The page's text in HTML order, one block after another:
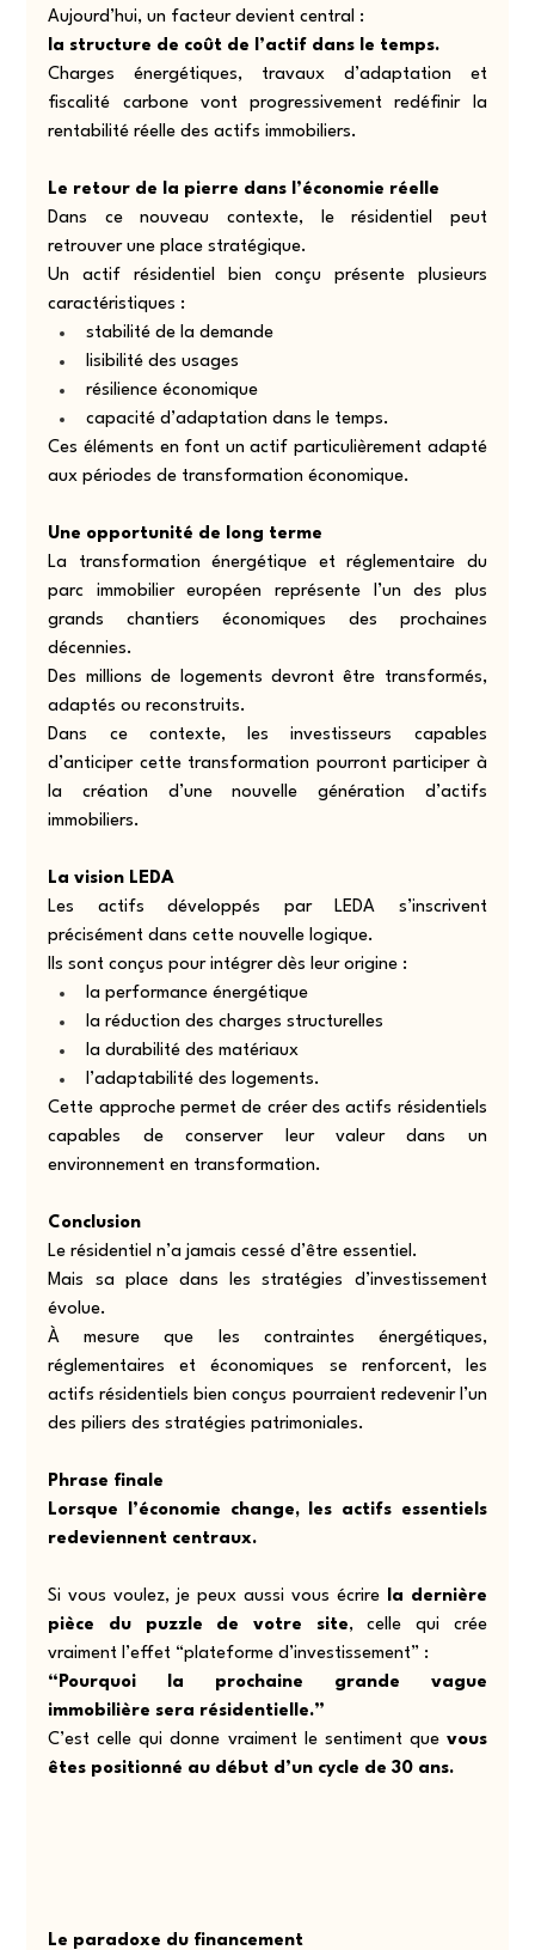
Aujourd’hui, un facteur devient central :
la structure de coût de l’actif dans le temps.
Charges énergétiques, travaux d’adaptation et
fiscalité carbone vont progressivement redéfinir la
rentabilité réelle des actifs immobiliers.
Le retour de la pierre dans l’économie réelle
Dans ce nouveau contexte, le résidentiel peut
retrouver une place stratégique.
Un actif résidentiel bien conçu présente plusieurs
caractéristiques :
stabilité de la demande
lisibilité des usages
résilience économique
capacité d’adaptation dans le temps.
Ces éléments en font un actif particulièrement adapté
aux périodes de transformation économique.
Une opportunité de long terme
La transformation énergétique et réglementaire du
parc immobilier européen représente l’un des plus
grands chantiers économiques des prochaines
décennies.
Des millions de logements devront être transformés,
adaptés ou reconstruits.
Dans ce contexte, les investisseurs capables
d’anticiper cette transformation pourront participer à
la création d’une nouvelle génération d’actifs
immobiliers.
La vision LEDA
Les actifs développés par LEDA s’inscrivent
précisément dans cette nouvelle logique.
Ils sont conçus pour intégrer dès leur origine :
la performance énergétique
la réduction des charges structurelles
la durabilité des matériaux
l’adaptabilité des logements.
Cette approche permet de créer des actifs résidentiels
capables de conserver leur valeur dans un
environnement en transformation.
Conclusion
Le résidentiel n’a jamais cessé d’être essentiel.
Mais sa place dans les stratégies d’investissement
évolue.
À mesure que les contraintes énergétiques,
réglementaires et économiques se renforcent, les
actifs résidentiels bien conçus pourraient redevenir l’un
des piliers des stratégies patrimoniales.
Phrase finale
Lorsque l’économie change, les actifs essentiels
redeviennent centraux.
Si vous voulez, je peux aussi vous écrire la dernière
pièce du puzzle de votre site, celle qui crée
vraiment l’effet “plateforme d’investissement” :
“Pourquoi la prochaine grande vague
immobilière sera résidentielle.”
C’est celle qui donne vraiment le sentiment que vous
êtes positionné au début d’un cycle de 30 ans.
Le paradoxe du financement